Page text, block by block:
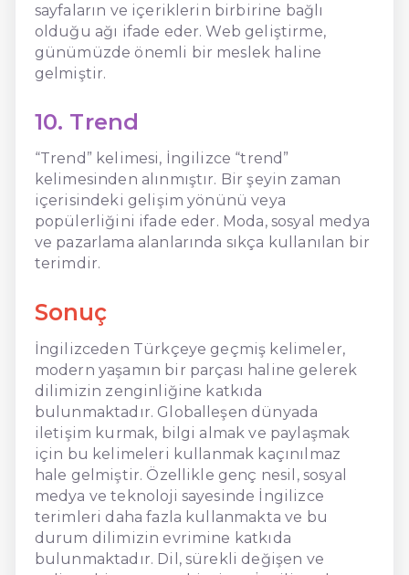
sayfaların ve içeriklerin birbirine bağlı
olduğu ağı ifade eder. Web geliştirme,
günümüzde önemli bir meslek haline
gelmiştir.
10. Trend
“Trend” kelimesi, İngilizce “trend”
kelimesinden alınmıştır. Bir şeyin zaman
içerisindeki gelişim yönünü veya
popülerliğini ifade eder. Moda, sosyal medya
ve pazarlama alanlarında sıkça kullanılan bir
terimdir.
Sonuç
İngilizceden Türkçeye geçmiş kelimeler,
modern yaşamın bir parçası haline gelerek
dilimizin zenginliğine katkıda
bulunmaktadır. Globalleşen dünyada
iletişim kurmak, bilgi almak ve paylaşmak
için bu kelimeleri kullanmak kaçınılmaz
hale gelmiştir. Özellikle genç nesil, sosyal
medya ve teknoloji sayesinde İngilizce
terimleri daha fazla kullanmakta ve bu
durum dilimizin evrimine katkıda
bulunmaktadır. Dil, sürekli değişen ve